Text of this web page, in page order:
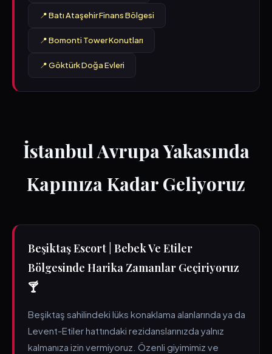
📍 Batı Ataşehir Finans Bölgesi
📍 Bomonti Tower Konutları
📍 Göktürk Doğa Evleri
İstanbul Avrupa Yakasında
Kapınıza Kadar Geliyoruz
Beşiktaş Escort | Bebek Ve Etiler
Bölgesinde Harika Zamanlar Geçiriyoruz
🍸
Beşiktaş sahilindeki lüks konaklama alanlarında ya da
Levent-Etiler hattındaki rezidanslarınızda yalnız
kalmanıza izin vermiyoruz. Özenli giyimimiz ve